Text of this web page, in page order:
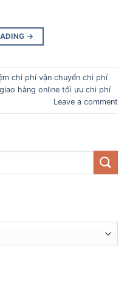
→
chi phí vận chuyển chi phí
hàng online tối ưu chi phí
Leave a comment